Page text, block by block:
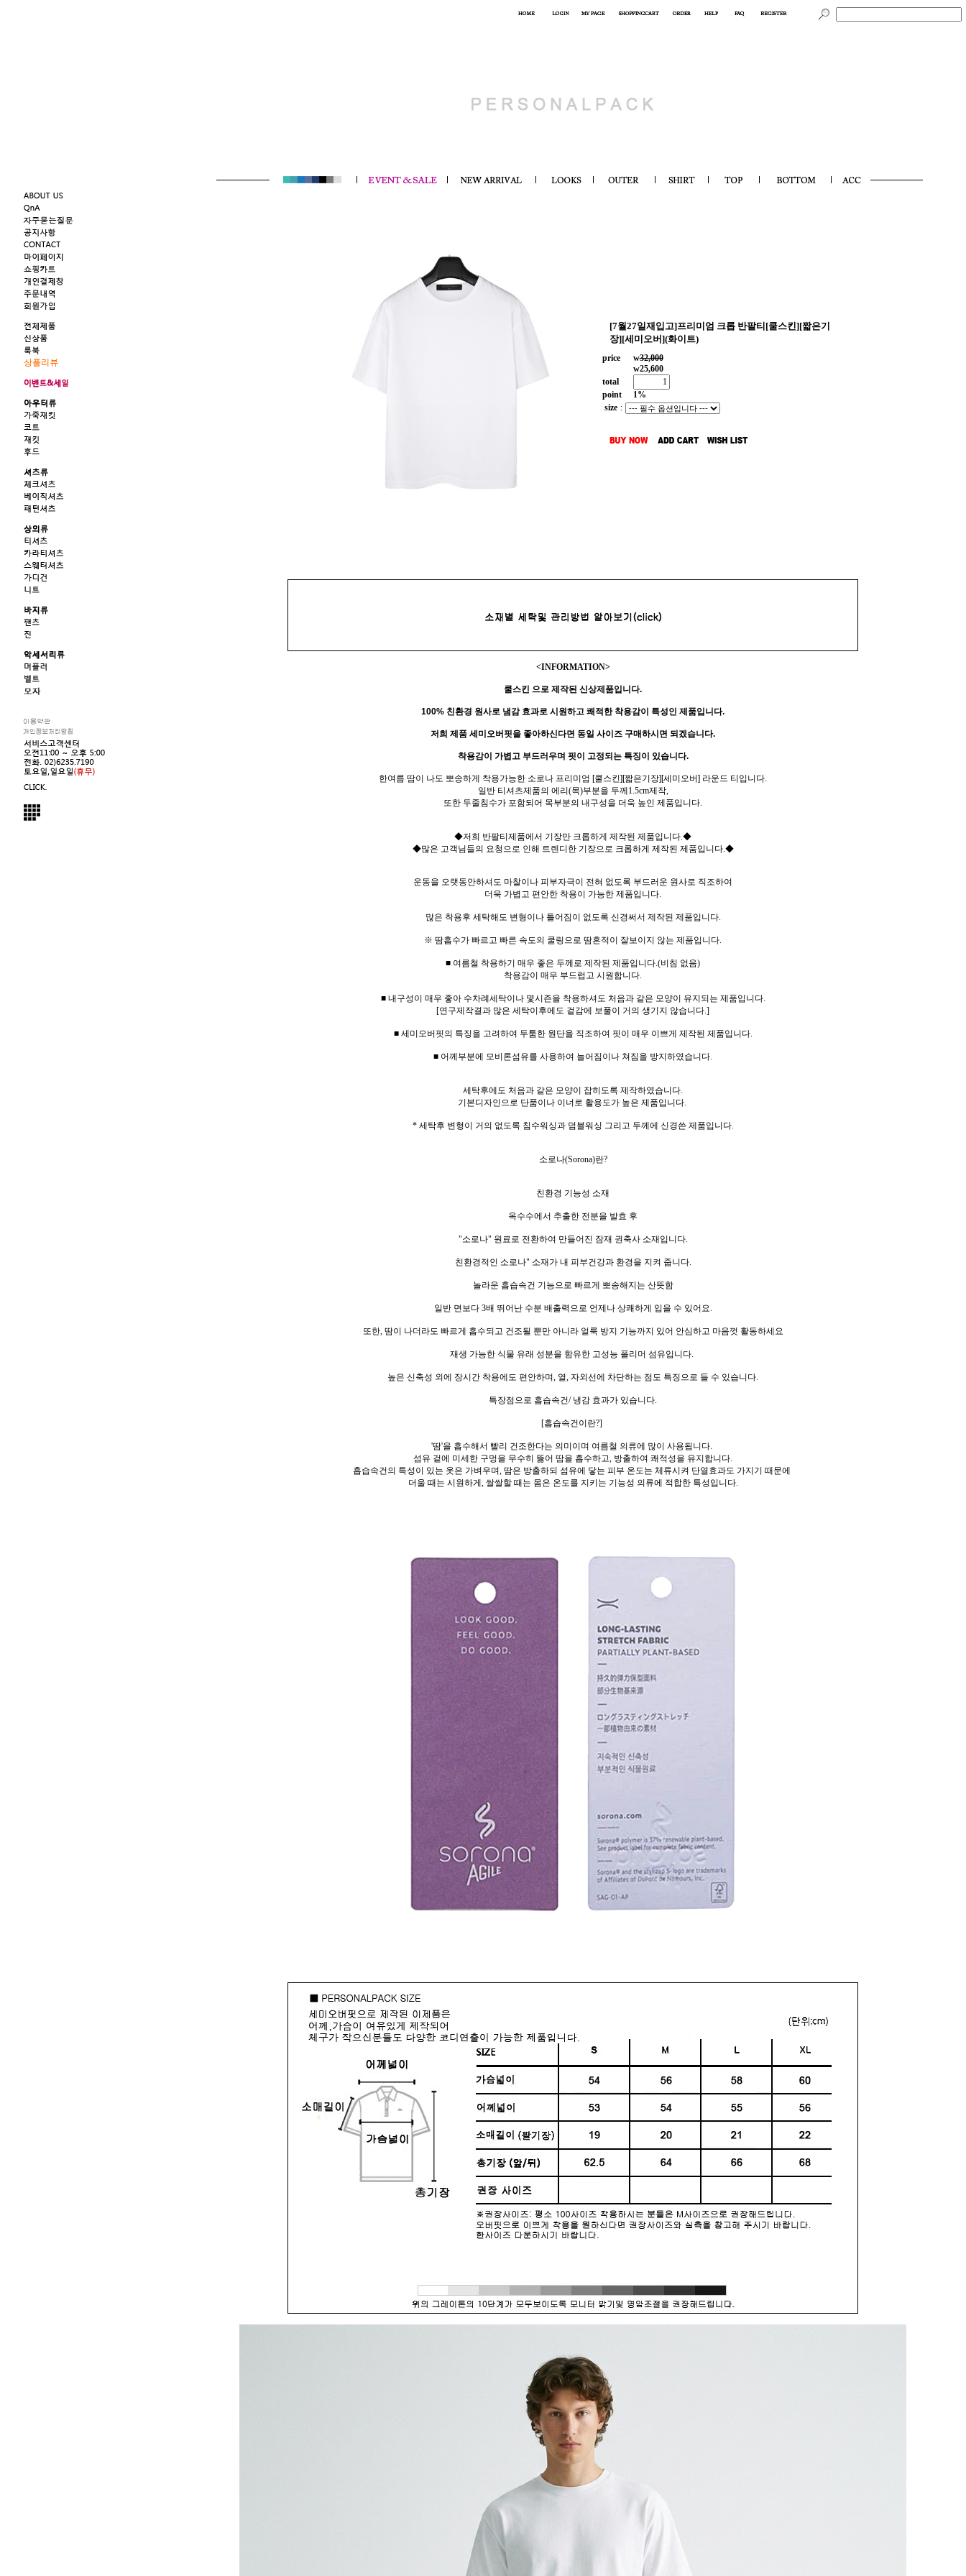
[7월27일재입고]프리미엄 크롭 반팔티[쿨스킨][짧은기
장][세미오버](화이트)
price w32,000
w25,600
total
point
1%
size :
<INFORMATION>
쿨스킨 으로 제작된 신상제품입니다.
100% 친환경 원사로 냄감 효과로 시원하고 쾌적한 착용감이 특성인 제품입니다.
저희 제품 세미오버핏을 좋아하신다면 동일 사이즈 구매하시면 되겠습니다.
착용감이 가볍고 부드러우며 핏이 고정되는 특징이 있습니다.
한여름 땀이 나도 뽀송하게 착용가능한 소로나 프리미엄 [쿨스킨][짧은기장][세미오버] 라운드 티입니다.
일반 티셔츠제품의 에리(목)부분을 두께1.5cm제작,
또한 두줄침수가 포함되어 목부분의 내구성을 더욱 높인 제품입니다.
◆저희 반팔티제품에서 기장만 크롭하게 제작된 제품입니다.◆
◆많은 고객님들의 요청으로 인해 트렌디한 기장으로 크롭하게 제작된 제품입니다.◆
운동을 오랫동안하셔도 마찰이나 피부자극이 전혀 없도록 부드러운 원사로 직조하여
더욱 가볍고 편안한 착용이 가능한 제품입니다.
많은 착용후 세탁해도 변형이나 틀어짐이 없도록 신경써서 제작된 제품입니다.
※ 땀흡수가 빠르고 빠른 속도의 쿨링으로 땀흔적이 잘보이지 않는 제품입니다.
■ 여름철 착용하기 매우 좋은 두께로 제작된 제품입니다.(비침 없음)
착용감이 매우 부드럽고 시원합니다.
■ 내구성이 매우 좋아 수차례세탁이나 몇시즌을 착용하셔도 처음과 같은 모양이 유지되는 제품입니다.
[연구제작결과 많은 세탁이후에도 겉감에 보풀이 거의 생기지 않습니다.]
■ 세미오버핏의 특징을 고려하여 두툼한 원단을 직조하여 핏이 매우 이쁘게 제작된 제품입니다.
■ 어께부분에 모비론섬유를 사용하여 늘어짐이나 쳐짐을 방지하였습니다.
세탁후에도 처음과 같은 모양이 잡히도록 제작하였습니다.
기본디자인으로 단품이나 이너로 활용도가 높은 제품입니다.
* 세탁후 변형이 거의 없도록 침수워싱과 덤블워싱 그리고 두께에 신경쓴 제품입니다.
소로나(Sorona)란?
친환경 기능성 소재
옥수수에서 추출한 전분을 발효 후
"소로나" 원료로 전환하여 만들어진 잠재 권축사 소재입니다.
친환경적인 소로나" 소재가 내 피부건강과 환경을 지켜 줍니다.
놀라운 흡습속건 기능으로 빠르게 뽀송해지는 산뜻함
일반 면보다 3배 뛰어난 수분 배출력으로 언제나 상쾌하게 입을 수 있어요.
또한, 땀이 나더라도 빠르게 흡수되고 건조될 뿐만 아니라 얼룩 방지 기능까지 있어 안심하고 마음껏 활동하세요
재생 가능한 식물 유래 성분을 함유한 고성능 폴리머 섬유입니다.
높은 신축성 외에 장시간 착용에도 편안하며, 열, 자외선에 차단하는 점도 특징으로 들 수 있습니다.
특장점으로 흡습속건/ 냉감 효과가 있습니다.
[흡습속건이란?]
'땀'을 흡수해서 빨리 건조한다는 의미이며 여름철 의류에 많이 사용됩니다.
섬유 겉에 미세한 구멍을 무수히 뚫어 땀을 흡수하고, 방출하여 쾌적성을 유지합니다.
흡습속건의 특성이 있는 옷은 가벼우며, 땀은 방출하되 섬유에 닿는 피부 온도는 체류시켜 단열효과도 가지기 때문에
더울 때는 시원하게, 쌀쌀할 때는 몸은 온도를 지키는 기능성 의류에 적합한 특성입니다.